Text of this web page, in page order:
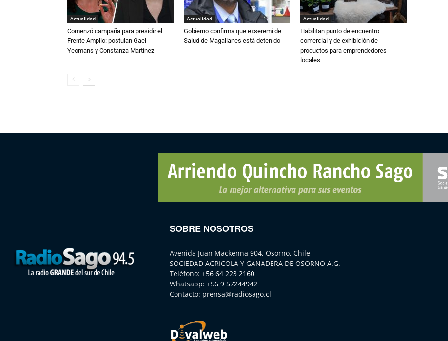
Actualidad
Comenzó campaña para presidir el
Frente Amplio: postulan Gael
Yeomans y Constanza Martínez
Actualidad
Gobierno confirma que exseremi de
Salud de Magallanes está detenido
Actualidad
Habilitan punto de encuentro
comercial y de exhibición de
productos para emprendedores
locales
SOBRE NOSOTROS
Avenida Juan Mackenna 904, Osorno, Chile
SOCIEDAD AGRICOLA Y GANADERA DE OSORNO A.G.
Teléfono: +56 64 223 2160
Whatsapp: +56 9 57244942
Contacto: prensa@radiosago.cl